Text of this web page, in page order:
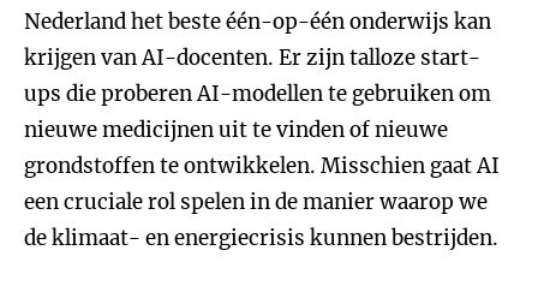
Nederland het beste één-op-één onderwijs kan
krijgen van AI-docenten. Er zijn talloze start-
ups die proberen AI-modellen te gebruiken om
nieuwe medicijnen uit te vinden of nieuwe
grondstoffen te ontwikkelen. Misschien gaat AI
een cruciale rol spelen in de manier waarop we
de klimaat- en energiecrisis kunnen bestrijden.